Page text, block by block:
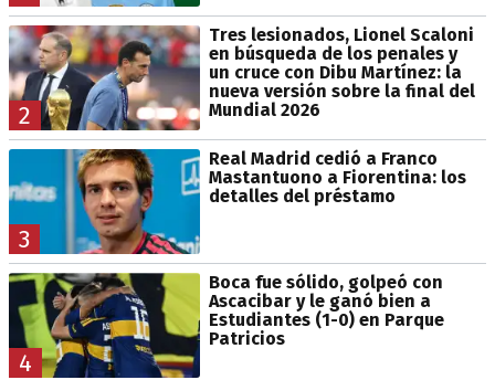
2
Tres lesionados, Lionel Scaloni
en búsqueda de los penales y
un cruce con Dibu Martínez: la
nueva versión sobre la final del
Mundial 2026
3
Real Madrid cedió a Franco
Mastantuono a Fiorentina: los
detalles del préstamo
4
Boca fue sólido, golpeó con
Ascacibar y le ganó bien a
Estudiantes (1-0) en Parque
Patricios